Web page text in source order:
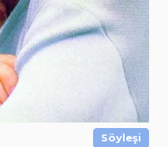
Söyleşi